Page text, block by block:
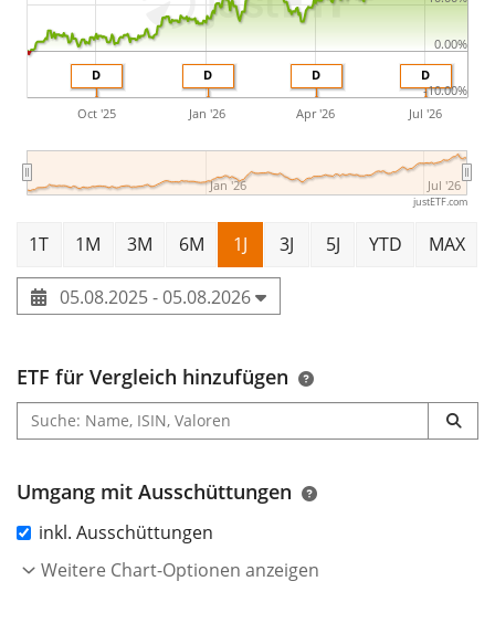
D
D
D
D
Oct '25 Jan '26 Apr '26 Jul '26
Jan '26 Jul '26
-10.00%
0.00%
justETF.com
1T 1M 3M 6M 1J 3J 5J YTD MAX
05.08.2025 - 05.08.2026
ETF für Vergleich hinzufügen
Umgang mit Ausschüttungen
inkl. Ausschüttungen
Weitere Chart-Optionen anzeigen